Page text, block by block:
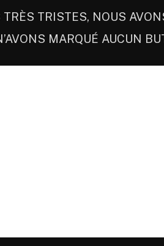
TRISTES, NOUS
MARQUÉ AUCUN